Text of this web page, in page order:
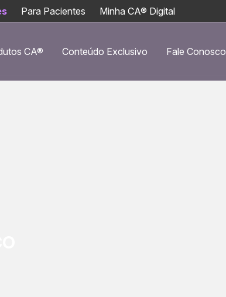
Para Pacientes Minha CA® Digital
CA® Conteúdo Exclusivo Fale Conosco